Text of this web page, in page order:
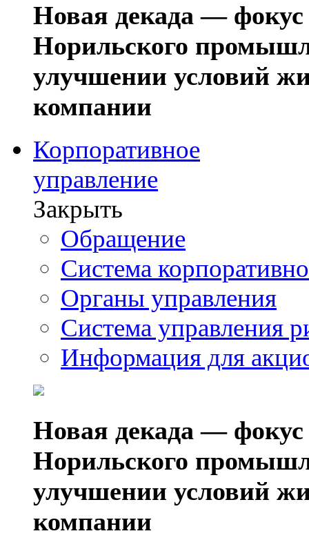
Новая декада — фокус
Норильского
улучшении условий
компании
Корпоративное
управление
Закрыть
Обращение
Система
Органы управления
Система управления
Информация для
Новая декада — фокус
Норильского
улучшении условий
компании